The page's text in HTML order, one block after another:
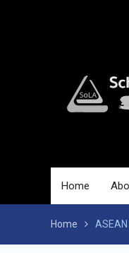
Home
Home